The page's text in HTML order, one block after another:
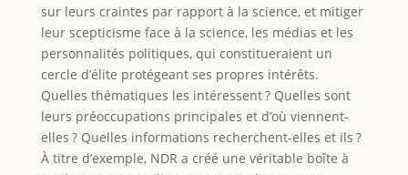
sur leurs craintes par rapport à la science, et mitiger
leur scepticisme face à la science, les médias et les
personnalités politiques, qui constitueraient un
cercle d’élite protégeant ses propres intérêts.
Quelles thématiques les intéressent ? Quelles sont
leurs préoccupations principales et d’où viennent-
elles ? Quelles informations recherchent-elles et ils ?
À titre d’exemple, NDR a créé une véritable boîte à